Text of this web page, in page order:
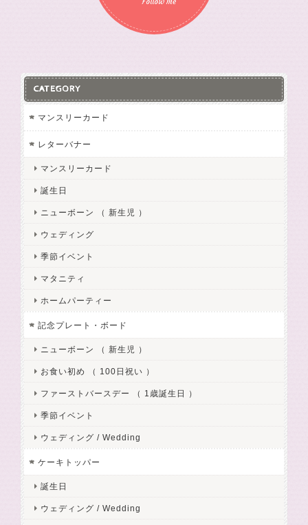
CATEGORY
マンスリーカード
レターバナー
マンスリーカード
誕生日
ニューボーン （ 新生児 ）
ウェディング
季節イベント
マタニティ
ホームパーティー
記念プレート・ボード
ニューボーン （ 新生児 ）
お食い初め （ 100日祝い ）
ファーストバースデー （ 1歳誕生日 ）
季節イベント
ウェディング / Wedding
ケーキトッパー
誕生日
ウェディング / Wedding